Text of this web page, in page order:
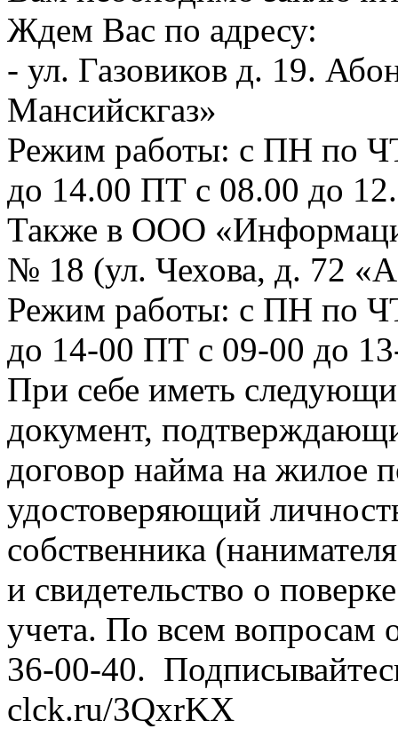
Ждем Вас по адресу:
- ул. Газовиков д. 19.
Мансийскгаз»
Режим работы: с ПН по
до 14.00 ПТ с 08.00 до
Также в ООО
№ 18 (ул. Чехова, д. 72
Режим работы: с ПН по
до 14-00 ПТ с 09-00 до
При себе иметь
документ,
договор найма на жилое
удостоверяющий
собственника
и свидетельство о
учета. По всем вопросам
36-00-40.
clck.ru/3QxrKX